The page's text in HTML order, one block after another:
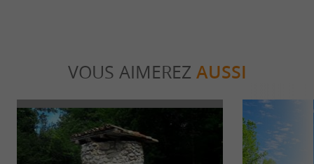
VOUS AIMEREZ AUSSI